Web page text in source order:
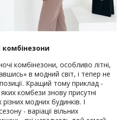
комбінезони
комбінезони, особливо літні,
в модний світ, і тепер не
Кращий тому приклад -
комбези знову присутні
модних будинків. І
- варіації вільних